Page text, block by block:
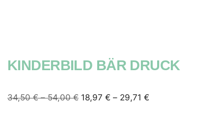
KINDERBILD BÄR DRUCK
34,50€ –54,00€ 18,97 € – 29,71 €